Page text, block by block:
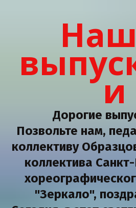
и
Дорогие
Позвольте нам,
коллективу
коллектива
"Зеркало",